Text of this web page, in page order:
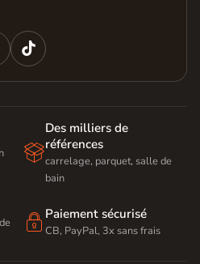

Des milliers de
références
carrelage, parquet, salle de
bain
 Paiement sécurisé
CB, PayPal, 3x sans frais